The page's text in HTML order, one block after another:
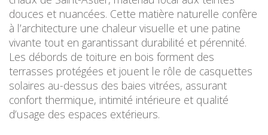
douces et nuancées. Cette matière naturelle confère
à l’architecture une chaleur visuelle et une patine
vivante tout en garantissant durabilité et pérennité.
Les débords de toiture en bois forment des
terrasses protégées et jouent le rôle de casquettes
solaires au-dessus des baies vitrées, assurant
confort thermique, intimité intérieure et qualité
d’usage des espaces extérieurs.